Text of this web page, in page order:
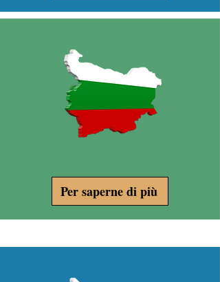
Per saperne di più